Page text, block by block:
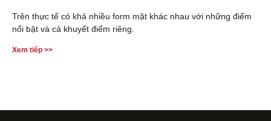
Trên thực tế có khá nhiều form mặt khác nhau với những điểm
nổi bật và cả khuyết điểm riêng.
Xem tiếp >>